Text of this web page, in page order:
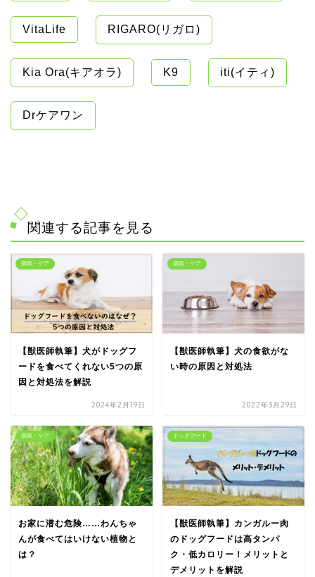
VitaLife RIGARO(リガロ)
Kia Ora(キアオラ) K9 iti(イティ)
Drケアワン
関連する記事を見る
病気・ケア
【獣医師執筆】犬がドッグフ
ードを食べてくれない5つの原
因と対処法を解説
2024年2月19日
病気・ケア
【獣医師執筆】犬の食欲がな
い時の原因と対処法
2022年3月29日
病気・ケア
お家に潜む危険……わんちゃ
んが食べてはいけない植物と
は？
ドッグフード
【獣医師執筆】カンガルー肉
のドッグフードは高タンパ
ク・低カロリー！メリットと
デメリットを解説